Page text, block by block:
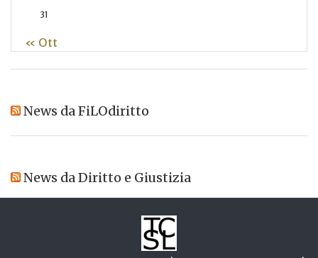
31
« Ott
News da FiLOdiritto
News da Diritto e Giustizia